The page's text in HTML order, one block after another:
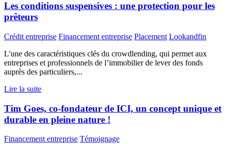
Les conditions suspensives : une protection pour les
prêteurs
Crédit entreprise Financement entreprise Placement Lookandfin
L'une des caractéristiques clés du crowdlending, qui permet aux
entreprises et professionnels de l’immobilier de lever des fonds
auprès des particuliers,...
Lire la suite
Tim Goes, co-fondateur de ICI, un concept unique et
durable en pleine nature !
Financement entreprise Témoignage